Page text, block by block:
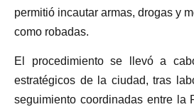
permitió incautar armas, drogas y
como robadas.
El procedimiento se llevó a
estratégicos de la ciudad, tras
seguimiento coordinadas entre la